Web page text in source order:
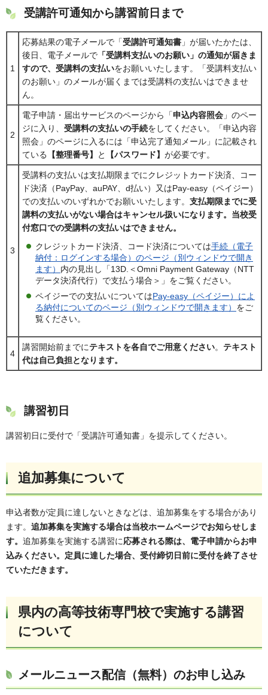
受講許可通知から講習前日まで
1
応募結果の電子メールで「受講許可通知書 」が届いたかたは、
後日、電子メールで 「受講料支払いのお願い」の通知が届きま
すので、受講料の支払いをお願いいたします。「受講料支払い
のお願い」のメールが届くまでは受講料の支払いはできませ
ん。
2
電子申請・届出サービスのページから「申込内容照会 」のペー
ジに入り、 受講料の支払いの手続をしてください。「申込内容
照会」のページに入るには「申込完了通知メール」に記載され
ている
【整理番号】 と 【パスワード】 が必要です。
3
受講料の支払いは支払期限までにクレジットカード決済、コー
ド決済（PayPay、auPAY、d払い）又はPay-easy（ペイジー）
での支払いのいずれかでお願いいたします。 支払期限までに受
講料の支払いがない場合はキャンセル扱いになります。当校受
付窓口での受講料の支払いはできません。
クレジットカード決済、コード決済については手続（電子
納付：ログインする場合）のページ（別ウィンドウで開き
ます） 内の見出し「13D.＜Omni Payment Gateway（NTT
データ決済代行）で支払う場合＞」をご覧ください。
ペイジーでの支払いについてはPay-easy（ペイジー）によ
る納付についてのページ（別ウィンドウで開きます） をご
覧ください。
4
講習開始前までにテキストを各自でご用意ください。 テキスト
代は自己負担となります。
講習初日
講習初日に受付で「受講許可通知書」を提示してください。
追加募集について
申込者数が定員に達しないときなどは、追加募集をする場合があり
ます。 追加募集を実施する場合は当校ホームページでお知らせしま
す。 追加募集を実施する講習に応募される際は、電子申請からお申
込みください。定員に達した場合、受付締切日前に受付を終了させ
ていただきます。
県内の高等技術専門校で実施する講習
について
メールニュース配信（無料）のお申し込み